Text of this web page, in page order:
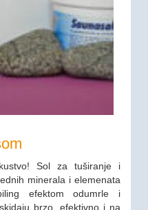
Sol za tuširanje i
minerala i elemenata
efektom odumrle i
brzo, efektivno i na